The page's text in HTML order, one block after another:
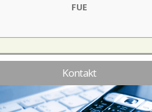
FUE
Kontakt